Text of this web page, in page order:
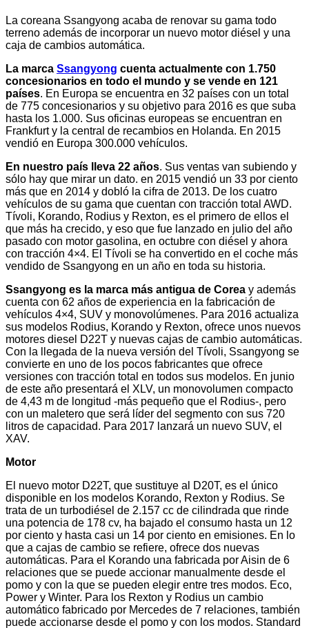
La coreana Ssangyong acaba de renovar su gama todo
terreno además de incorporar un nuevo motor diésel y una
caja de cambios automática.
La marca Ssangyong cuenta actualmente con 1.750
concesionarios en todo el mundo y se vende en 121
países. En Europa se encuentra en 32 países con un total
de 775 concesionarios y su objetivo para 2016 es que suba
hasta los 1.000. Sus oficinas europeas se encuentran en
Frankfurt y la central de recambios en Holanda. En 2015
vendió en Europa 300.000 vehículos.
En nuestro país lleva 22 años. Sus ventas van subiendo y
sólo hay que mirar un dato. en 2015 vendió un 33 por ciento
más que en 2014 y dobló la cifra de 2013. De los cuatro
vehículos de su gama que cuentan con tracción total AWD.
Tívoli, Korando, Rodius y Rexton, es el primero de ellos el
que más ha crecido, y eso que fue lanzado en julio del año
pasado con motor gasolina, en octubre con diésel y ahora
con tracción 4×4. El Tívoli se ha convertido en el coche más
vendido de Ssangyong en un año en toda su historia.
Ssangyong es la marca más antigua de Corea y además
cuenta con 62 años de experiencia en la fabricación de
vehículos 4×4, SUV y monovolúmenes. Para 2016 actualiza
sus modelos Rodius, Korando y Rexton, ofrece unos nuevos
motores diesel D22T y nuevas cajas de cambio automáticas.
Con la llegada de la nueva versión del Tívoli, Ssangyong se
convierte en uno de los pocos fabricantes que ofrece
versiones con tracción total en todos sus modelos. En junio
de este año presentará el XLV, un monovolumen compacto
de 4,43 m de longitud -más pequeño que el Rodius-, pero
con un maletero que será líder del segmento con sus 720
litros de capacidad. Para 2017 lanzará un nuevo SUV, el
XAV.
Motor
El nuevo motor D22T, que sustituye al D20T, es el único
disponible en los modelos Korando, Rexton y Rodius. Se
trata de un turbodiésel de 2.157 cc de cilindrada que rinde
una potencia de 178 cv, ha bajado el consumo hasta un 12
por ciento y hasta casi un 14 por ciento en emisiones. En lo
que a cajas de cambio se refiere, ofrece dos nuevas
automáticas. Para el Korando una fabricada por Aisin de 6
relaciones que se puede accionar manualmente desde el
pomo y con la que se pueden elegir entre tres modos. Eco,
Power y Winter. Para los Rexton y Rodius un cambio
automático fabricado por Mercedes de 7 relaciones, también
puede accionarse desde el pomo y con los modos. Standard